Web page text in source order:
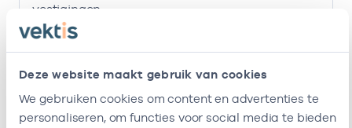
Deze website maakt gebruik van cookies
We gebruiken cookies om content en advertenties te
personaliseren, om functies voor social media te bieden
vestigingen
Huisartsenduivendrecht
In De
Pelmolen 1
-